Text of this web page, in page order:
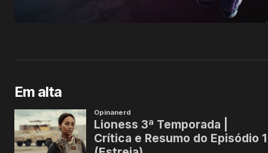
Em alta